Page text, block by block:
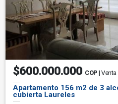
$600.000.000 COP | Venta
Apartamento 156 m2 de 3
cubierta Laureles